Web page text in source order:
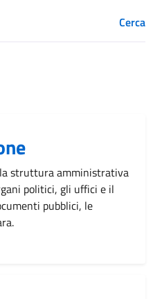
Cerca
struttura amministrativa
politici, gli uffici e il
pubblici, le